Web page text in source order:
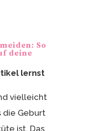
So
deine
lernst
vielleicht
die Geburt
ist. Das